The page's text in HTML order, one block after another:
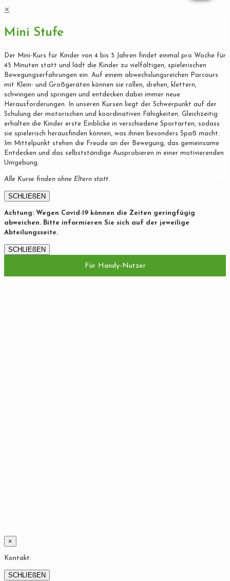
✕
Mini Stufe
Der Mini-Kurs für Kinder von 4 bis 5 Jahren findet einmal pro Woche für
45 Minuten statt und lädt die Kinder zu vielfältigen, spielerischen
Bewegungserfahrungen ein. Auf einem abwechslungsreichen Parcours
mit Klein- und Großgeräten können sie rollen, drehen, klettern,
schwingen und springen und entdecken dabei immer neue
Herausforderungen. In unseren Kursen liegt der Schwerpunkt auf der
Schulung der motorischen und koordinativen Fähigkeiten. Gleichzeitig
erhalten die Kinder erste Einblicke in verschiedene Sportarten, sodass
sie spielerisch herausfinden können, was ihnen besonders Spaß macht.
Im Mittelpunkt stehen die Freude an der Bewegung, das gemeinsame
Entdecken und das selbstständige Ausprobieren in einer motivierenden
Umgebung.
Alle Kurse finden ohne Eltern statt.
SCHLIEßEN
Achtung: Wegen Covid-19 können die Zeiten geringfügig
abweichen. Bitte informieren Sie sich auf der jeweilige
Abteilungsseite.
SCHLIEßEN
Für Handy-Nutzer
×
Kontakt:
SCHLIEßEN